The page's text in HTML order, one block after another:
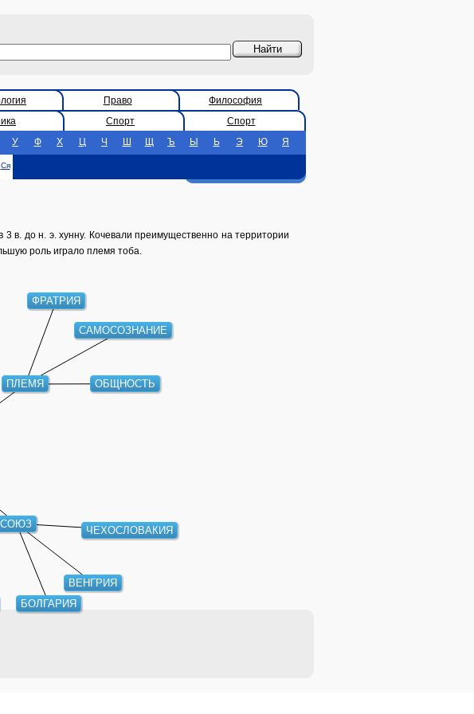
Право
Философия
Спорт
Спорт
У Ф Х Ц Ч Ш Щ Ъ Ы Ь Э Ю Я
Ся
в. до н. э. хунну. Кочевали преимущественно на территории
роль играло племя тоба.
ПЛЕМЯ
СОЮЗ
ФРАТРИЯ
САМОСОЗНАНИЕ
ОБЩНОСТЬ
ЧЕХОСЛОВАКИЯ
БОЛГАРИЯ
ВЕНГРИЯ